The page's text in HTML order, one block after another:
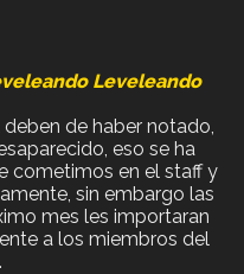
Leveleando
de haber notado,
eso se ha
cometimos en el staff y
sin embargo las
mes les importaran
a los miembros del